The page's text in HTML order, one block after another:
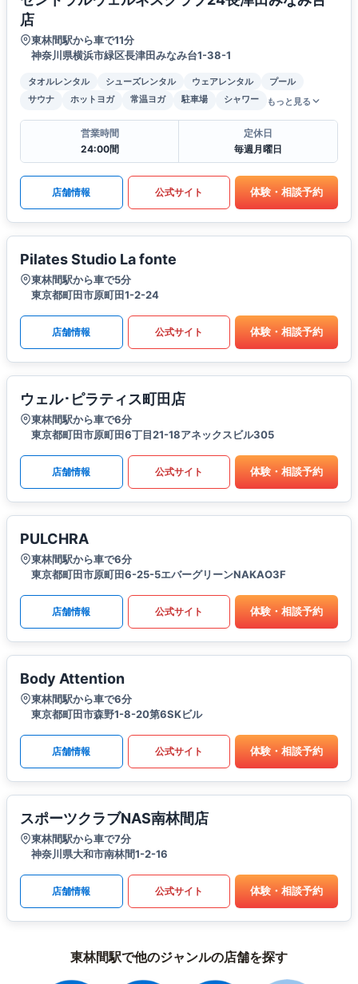
店
東林間駅から車で11分
神奈川県横浜市緑区長津田みなみ台1-38-1
タオルレンタル シューズレンタル ウェアレンタル
プール
サウナ
ホットヨガ 常温ヨガ 駐車場 シャワー もっと見る
営業時間
24:00間
定休日
毎週月曜日
店舗情報 公式サイト 体験・相談予約
Pilates Studio La fonte
東林間駅から車で5分
東京都町田市原町田1-2-24
店舗情報 公式サイト 体験・相談予約
ウェル･ピラティス町田店
東林間駅から車で6分
東京都町田市原町田6丁目21-18アネックスビル305
店舗情報 公式サイト 体験・相談予約
PULCHRA
東林間駅から車で6分
東京都町田市原町田6-25-5エバーグリーンNAKAO3F
店舗情報 公式サイト 体験・相談予約
Body Attention
東林間駅から車で6分
東京都町田市森野1-8-20第6SKビル
店舗情報 公式サイト 体験・相談予約
スポーツクラブNAS南林間店
東林間駅から車で7分
神奈川県大和市南林間1-2-16
店舗情報 公式サイト 体験・相談予約
東林間駅で他のジャンルの店舗を探す